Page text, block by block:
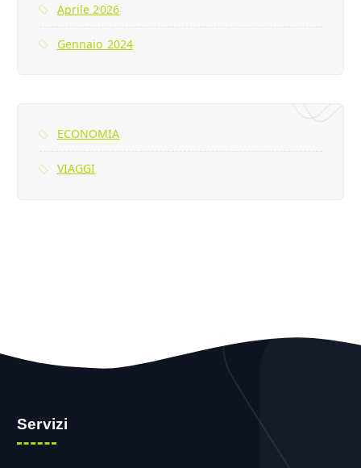
Aprile 2026
Gennaio 2024
ECONOMIA
VIAGGI
Servizi